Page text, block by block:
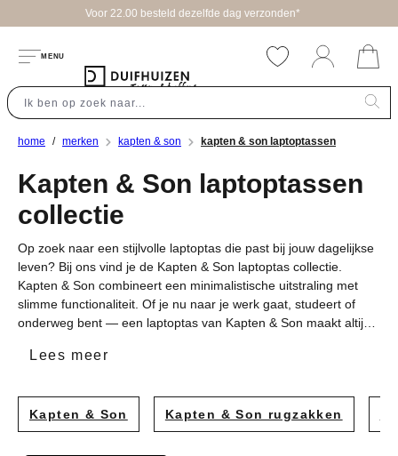
MENU
home merken kapten & son kapten & son laptoptassen
Kapten & Son laptoptassen
collectie
Op zoek naar een stijlvolle laptoptas die past bij jouw dagelijkse
leven? Bij ons vind je de Kapten & Son laptoptas collectie.
Kapten & Son combineert een minimalistische uitstraling met
slimme functionaliteit. Of je nu naar je werk gaat, studeert of
onderweg bent — een laptoptas van Kapten & Son maakt altijd
Lees meer
Kapten & Son Kapten & Son rugzakken